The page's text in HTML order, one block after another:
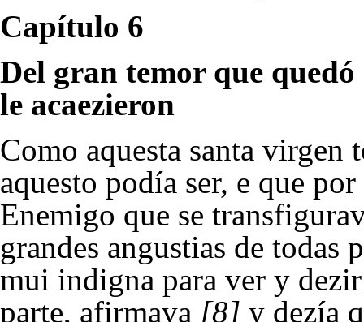
Capítulo 6
Del gran temor que
le acaezieron
Como aquesta santa virgen
aquesto podía ser, e que
Enemigo que se
grandes angustias de todas
mui indigna para ver y
parte, afirmava [8] y dezía